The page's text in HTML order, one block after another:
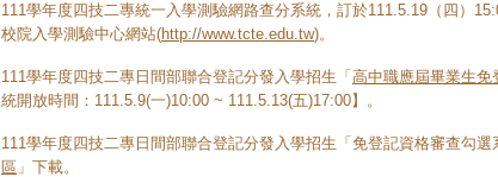
111學年度四技二專統一入學測驗網路查分系統，訂於111.5.19（四）
校院入學測驗中心網站(http://www.tcte.edu.tw)。
111學年度四技二專日間部聯合登記分發入學招生「 高中職應屆畢業生免
統開放時間：111.5.9(一)10:00 ~ 111.5.13(五)17:00】。
111學年度四技二專日間部聯合登記分發入學招生「免登記資格審查勾選
區 」下載。